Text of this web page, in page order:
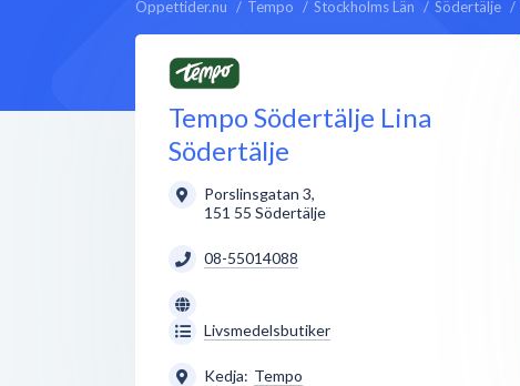
Öppettider.nu Tempo Stockholms Län Södertälje
Tempo Södertälje Lina
Södertälje
Porslinsgatan 3,
151 55 Södertälje
08-55014088
Livsmedelsbutiker
Kedja: Tempo